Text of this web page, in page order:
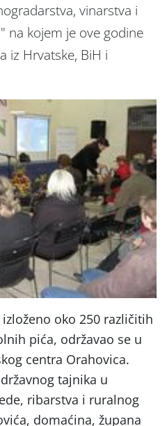
vinarstva i
na kojem je ove godine
iz Hrvatske, BiH i
oko 250 različitih
pića, održavao se u
centra Orahovica.
tajnika u
ribarstva i ruralnog
domaćina, župana